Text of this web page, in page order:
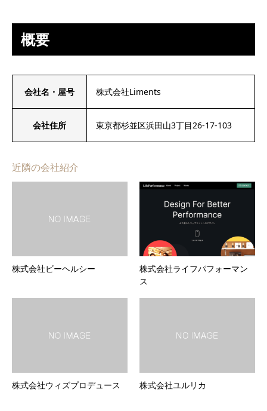
概要
会社名・屋号 株式会社Liments
会社住所 東京都杉並区浜田山3丁目26-17-103
近隣の会社紹介
株式会社ビーヘルシー
株式会社ライフパフォーマン
ス
株式会社ウィズプロデュース 株式会社ユルリカ